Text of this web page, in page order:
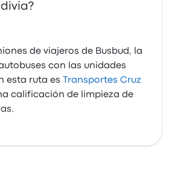
de viajeros de Busbud, la
con las unidades
esta ruta esTransportes Cruz
calificación de limpieza de